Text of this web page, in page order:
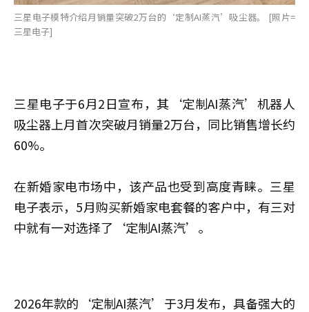
三星电子模特介绍月销量突破2万台的‘定制AI蒸汽’吸尘器。 [照片=
三星电子]
三星电子于6月2日宣布，其‘定制AI蒸汽’机器人
吸尘器上月首次突破月销量2万台，同比销售增长约
60%。
在新婚家电市场中，该产品也受到高度青睐。三星
电子表示，5月购买新婚家电套餐的客户中，有三对
中就有一对选择了‘定制AI蒸汽’。
2026年款的‘定制AI蒸汽’于3月发布，具备强大的